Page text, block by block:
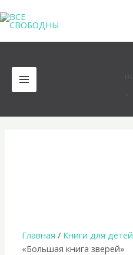
к
содержимому
MAIN
MENU
Главная / Книги для детей
«Большая книга зверей»